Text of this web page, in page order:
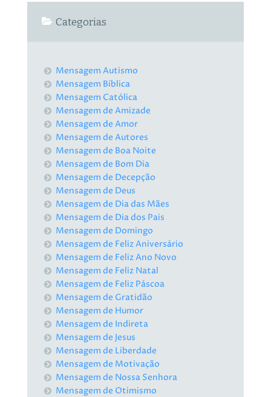
Categorias
Mensagem Autismo
Mensagem Bíblica
Mensagem Católica
Mensagem de Amizade
Mensagem de Amor
Mensagem de Autores
Mensagem de Boa Noite
Mensagem de Bom Dia
Mensagem de Decepção
Mensagem de Deus
Mensagem de Dia das Mães
Mensagem de Dia dos Pais
Mensagem de Domingo
Mensagem de Feliz Aniversário
Mensagem de Feliz Ano Novo
Mensagem de Feliz Natal
Mensagem de Feliz Páscoa
Mensagem de Gratidão
Mensagem de Humor
Mensagem de Indireta
Mensagem de Jesus
Mensagem de Liberdade
Mensagem de Motivação
Mensagem de Nossa Senhora
Mensagem de Otimismo